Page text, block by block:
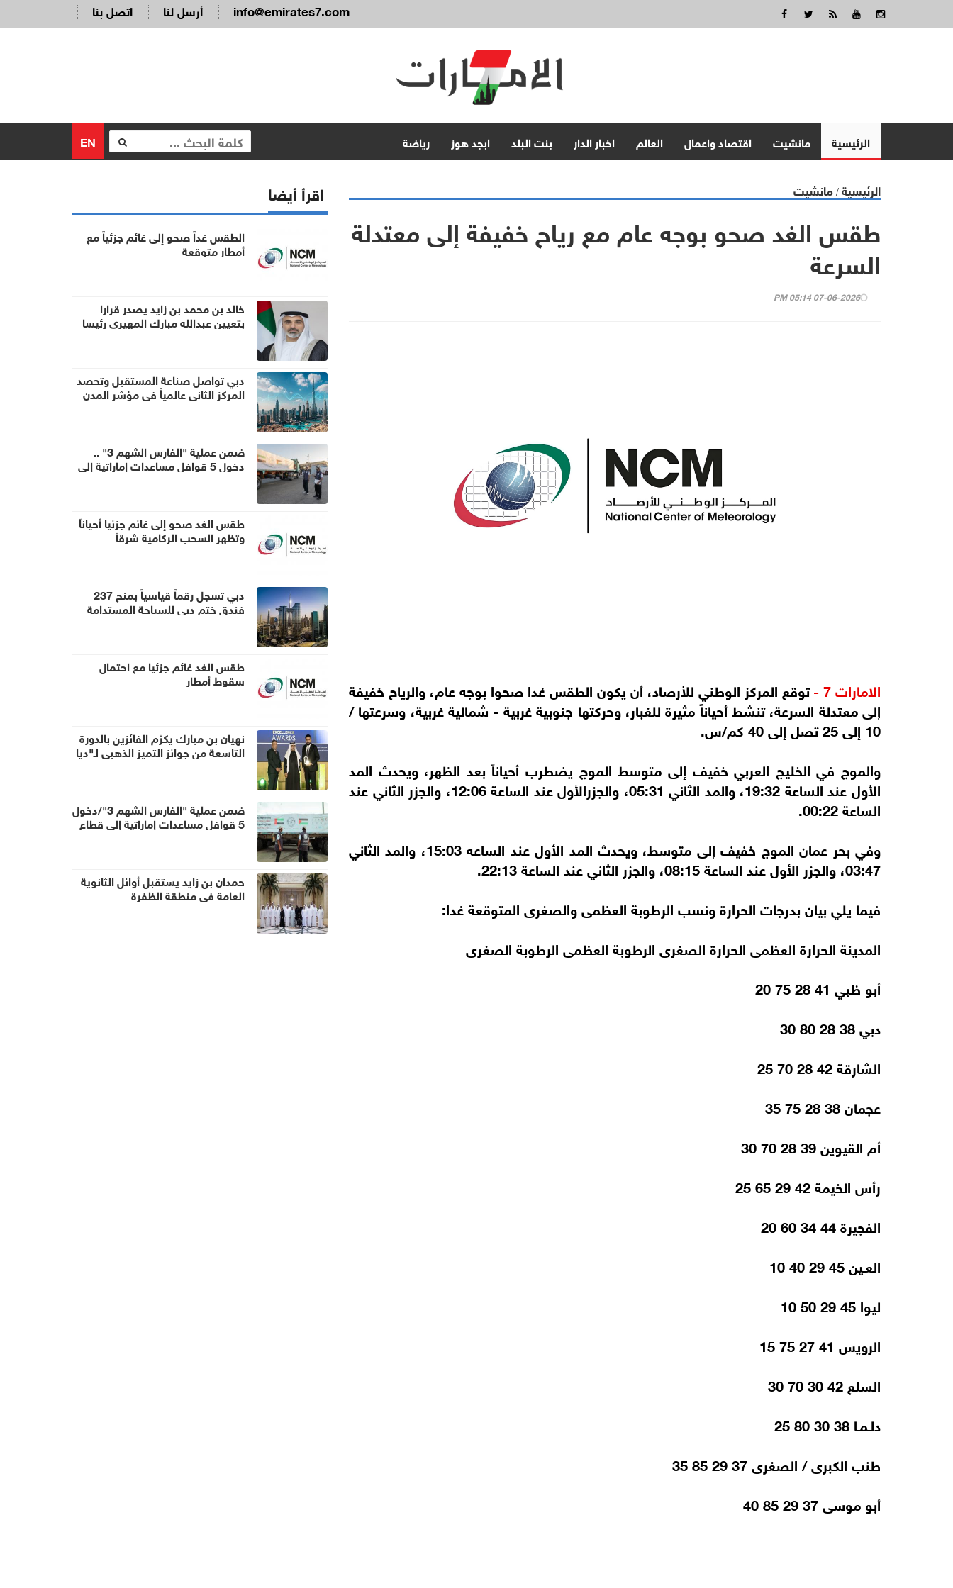
اتصل بنا أرسل لنا info@emirates7.com
الرئيسية مانشيت اقتصاد واعمال العالم اخبار الدار بنت البلد ابجد هوز رياضة EN
الرئيسية / مانشيت
طقس الغد صحو بوجه عام مع رياح خفيفة إلى معتدلة
السرعة
07-06-2026 05:14 PM
الامارات 7 -
توقع المركز الوطني للأرصاد، أن يكون الطقس غدا صحوا بوجه عام، والرياح خفيفة
إلى معتدلة السرعة، تنشط أحياناً مثيرة للغبار، وحركتها جنوبية غربية - شمالية غربية، وسرعتها /
10 إلى 25 تصل إلى 40 كم/س.
والموج في الخليج العربي خفيف إلى متوسط الموج يضطرب أحياناً بعد الظهر، ويحدث المد
الأول عند الساعة 19:32، والمد الثاني 05:31، والجزرالأول عند الساعة 12:06، والجزر الثاني عند
الساعة 00:22.
وفي بحر عمان الموج خفيف إلى متوسط، ويحدث المد الأول عند الساعه 15:03، والمد الثاني
03:47، والجزر الأول عند الساعة 08:15، والجزر الثاني عند الساعة 22:13.
فيما يلي بيان بدرجات الحرارة ونسب الرطوبة العظمى والصغرى المتوقعة غدا:
المدينة الحرارة العظمى الحرارة الصغرى الرطوبة العظمى الرطوبة الصغرى
أبو ظبي 41 28 75 20
دبي 38 28 80 30
الشارقة 42 28 70 25
عجمان 38 28 75 35
أم القيوين 39 28 70 30
رأس الخيمة 42 29 65 25
الفجيرة 44 34 60 20
العـين 45 29 40 10
ليوا 45 29 50 10
الرويس 41 27 75 15
السلع 42 30 70 30
دلـمـا 38 30 80 25
طنب الكبرى / الصغرى 37 29 85 35
أبو موسى 37 29 85 40
اقرأ أيضا
الطقس غداً صحو إلى غائم جزئياً مع
أمطار متوقعة
خالد بن محمد بن زايد يصدر قرارا
بتعيين عبدالله مبارك المهيري رئيسا
دبي تواصل صناعة المستقبل وتحصد
المركز الثاني عالمياً في مؤشر المدن
ضمن عملية "الفارس الشهم 3" ..
دخول 5 قوافل مساعدات إماراتية إلى
طقس الغد صحو إلى غائم جزئيا أحياناً
وتظهر السحب الركامية شرقاً
دبي تسجل رقماً قياسياً بمنح 237
فندق ختم دبي للسياحة المستدامة
طقس الغد غائم جزئيا مع احتمال
سقوط أمطار
نهيان بن مبارك يكرّم الفائزين بالدورة
التاسعة من جوائز التميز الذهبي لـ"ديا
ضمن عملية "الفارس الشهم 3"/دخول
5 قوافل مساعدات إماراتية إلى قطاع
حمدان بن زايد يستقبل أوائل الثانوية
العامة في منطقة الظفرة